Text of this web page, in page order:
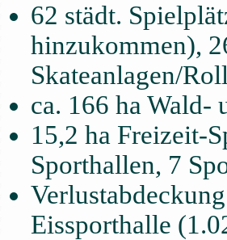
62 städt.
hinzukommen),
Skateanlagen/
ca. 166 ha Wald-
15,2 ha Freizeit-
Sporthallen, 7
Eissporthalle